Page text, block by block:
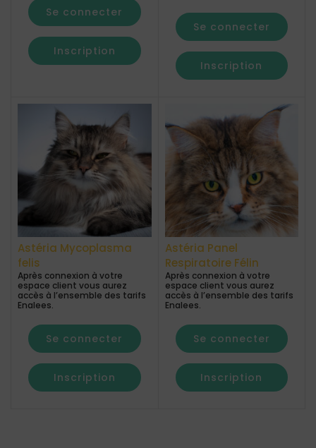
Se connecter
Inscription
Se connecter
Inscription
Astéria Mycoplasma
felis
Après connexion à votre
espace client vous aurez
accès à l’ensemble des tarifs
Enalees.
Se connecter
Inscription
Astéria Panel
Respiratoire Félin
Après connexion à votre
espace client vous aurez
accès à l’ensemble des tarifs
Enalees.
Se connecter
Inscription